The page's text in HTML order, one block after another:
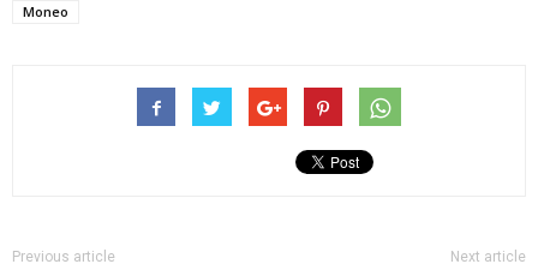
Moneo
Previous article Next article